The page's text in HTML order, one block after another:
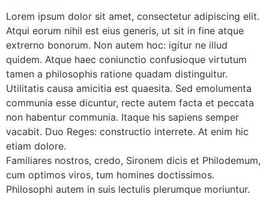
Lorem ipsum dolor sit amet, consectetur adipiscing elit.
Atqui eorum nihil est eius generis, ut sit in fine atque
extrerno bonorum. Non autem hoc: igitur ne illud
quidem. Atque haec coniunctio confusioque virtutum
tamen a philosophis ratione quadam distinguitur.
Utilitatis causa amicitia est quaesita. Sed emolumenta
communia esse dicuntur, recte autem facta et peccata
non habentur communia. Itaque his sapiens semper
vacabit. Duo Reges: constructio interrete. At enim hic
etiam dolore.
Familiares nostros, credo, Sironem dicis et Philodemum,
cum optimos viros, tum homines doctissimos.
Philosophi autem in suis lectulis plerumque moriuntur.